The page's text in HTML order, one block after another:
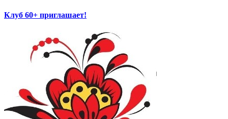
Клуб 60+ приглашает!